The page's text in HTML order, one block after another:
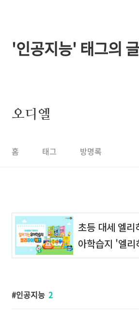
'인공지능' 태그의
오디엘
홈 태그 방명록
인공지능 2